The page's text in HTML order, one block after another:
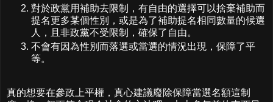
對於政黨用補助去限制，有自由的選擇可以捨棄補助而
提名更多某個性別，或是為了補助提名相同數量的候選
人，且非政黨不受限制，確保了自由。
不會有因為性別而落選或當選的情況出現，保障了平
等。
真的想要在參政上平權，真心建議廢除保障當選名額這制